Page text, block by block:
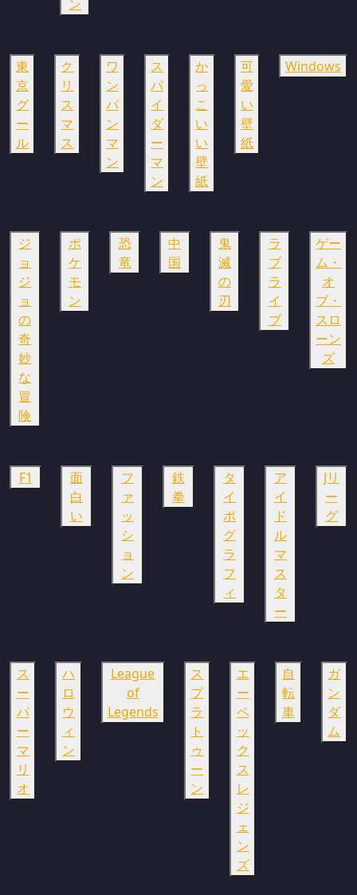
ン
東
京
グ
ー
ル
ク
リ
ス
マ
ス
ワ
ン
パ
ン
マ
ン
ス
パ
イ
ダ
ー
マ
ン
か
っ
こ
い
い
壁
紙
可
愛
い
壁
紙
Windows
ジ
ョ
ジ
ョ
の
奇
妙
な
冒
険
ポ
ケ
モ
ン
恐
竜
中
国
鬼
滅
の
刃
ラ
ブ
ラ
イ
ブ
ゲー
ム・
オ
ブ・
スロ
ーン
ズ
F1
面
白
い
フ
ァ
ッ
シ
ョ
ン
鉄
拳
タ
イ
ポ
グ
ラ
フ
ィ
ア
イ
ド
ル
マ
ス
タ
ー
Jリ
ー
グ
ス
ー
パ
ー
マ
リ
オ
ハ
ロ
ウ
ィ
ン
League
of
Legends
ス
プ
ラ
ト
ゥ
ー
ン
エ
ー
ペ
ッ
ク
ス
レ
ジ
ェ
ン
ズ
自
転
車
ガ
ン
ダ
ム